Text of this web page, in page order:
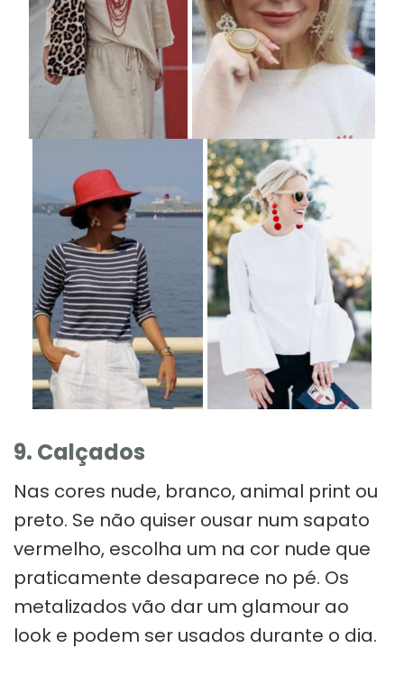
9. Calçados
Nas cores nude, branco, animal print ou
preto. Se não quiser ousar num sapato
vermelho, escolha um na cor nude que
praticamente desaparece no pé. Os
metalizados vão dar um glamour ao
look e podem ser usados durante o dia.